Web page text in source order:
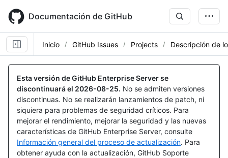
main
content
Documentación de GitHub
Inicio GitHub Issues Projects Descripción de
Esta versión de GitHub Enterprise Server se
discontinuará el 2026-08-25. No se admiten versiones
discontinuas. No se realizarán lanzamientos de patch, ni
siquiera para problemas de seguridad críticos. Para
mejorar el rendimiento, mejorar la seguridad y las nuevas
características de GitHub Enterprise Server, consulte
Información general del proceso de actualización. Para
obtener ayuda con la actualización, GitHub Soporte